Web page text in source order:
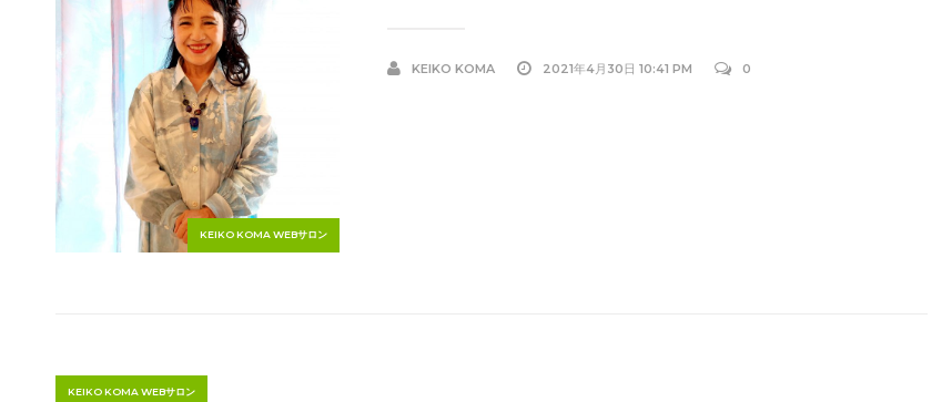
KEIKO KOMA WEBサロン
KEIKO KOMA 2021年4月30日 10:41 PM 0
KEIKO KOMA WEBサロン